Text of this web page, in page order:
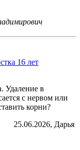
16 лет
Удаление в
с нервом или
корни?
25.06.2026, Дарья